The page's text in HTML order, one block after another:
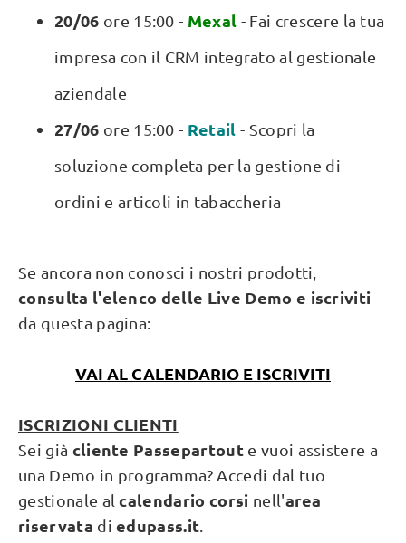
20/06 ore 15:00 - Mexal - Fai crescere la tua
impresa con il CRM integrato al gestionale
aziendale
27/06 ore 15:00 - Retail - Scopri la
soluzione completa per la gestione di
ordini e articoli in tabaccheria
Se ancora non conosci i nostri prodotti,
consulta l'elenco delle Live Demo e iscriviti
da questa pagina:
VAI AL CALENDARIO E ISCRIVITI
ISCRIZIONI CLIENTI
Sei già cliente Passepartout e vuoi assistere a
una Demo in programma? Accedi dal tuo
gestionale alcalendario corsi nell'area
riservata diedupass.it